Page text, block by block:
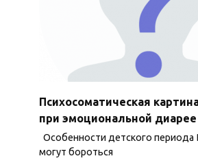
Психосоматическая
при эмоциональной диарее
Особенности детского периода
могут бороться